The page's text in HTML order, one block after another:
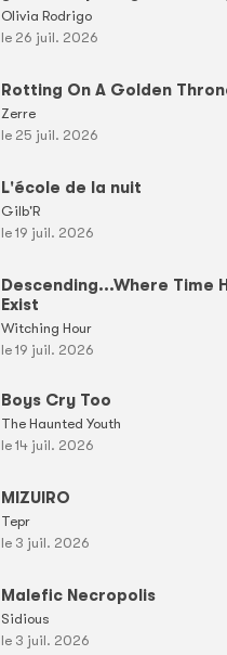
Olivia Rodrigo
le 26 juil. 2026
Rotting On A Golden
Zerre
le 25 juil. 2026
L'école de la nuit
Gilb'R
le 19 juil. 2026
Descending...Where Time
Exist
Witching Hour
le 19 juil. 2026
Boys Cry Too
The Haunted Youth
le 14 juil. 2026
MIZUIRO
Tepr
le 3 juil. 2026
Malefic Necropolis
Sidious
le 3 juil. 2026